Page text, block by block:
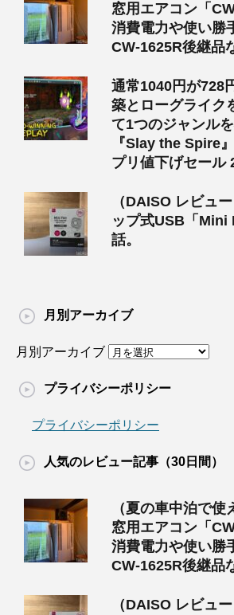
窓用エアコン「
消費電力や使い勝
CW-1625R後継品
通常1040円が728
築とローグライク
て1つのジャンル
『Slay the Spire
プリ値下げセール
（DAISO レビュ
ップ式USB「Mini
話。
月別アーカイブ
月別アーカイブ
プライバシーポリシー
プライバシーポリシー
人気のレビュー記事（30日間）
（夏の車中泊で
窓用エアコン「
消費電力や使い勝
CW-1625R後継品
（DAISO レビュ